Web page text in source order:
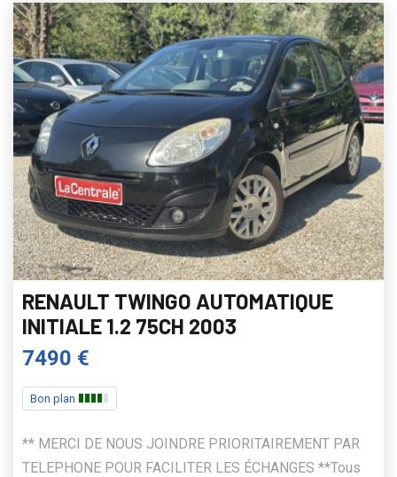
RENAULT TWINGO AUTOMATIQUE
INITIALE 1.2 75CH 2003
7490 €
Bon plan
** MERCI DE NOUS JOINDRE PRIORITAIREMENT PAR
TELEPHONE POUR FACILITER LES ÉCHANGES **Tous